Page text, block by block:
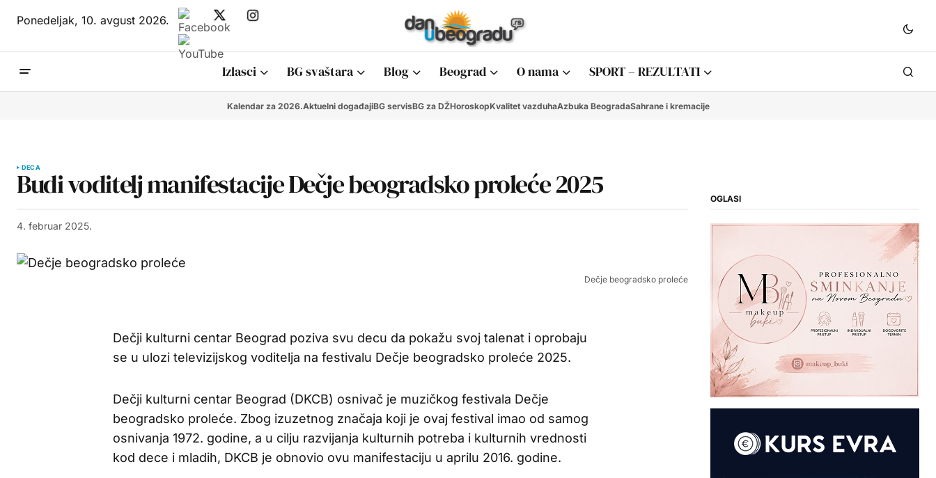
Ponedeljak, 10. avgust 2026.
Izlasci BG svaštara Blog Beograd O nama SPORT – REZULTATI
Kalendar za 2026.Aktuelni događajiBG servisBG za DŽHoroskopKvalitet vazduhaAzbuka BeogradaSahrane i kremacije
DECA
Budi voditelj manifestacije Dečje beogradsko proleće 2025
4. februar 2025.
Dečje beogradsko proleće
Dečji kulturni centar Beograd poziva svu decu da pokažu svoj talenat i oprobaju
se u ulozi televizijskog voditelja na festivalu Dečje beogradsko proleće 2025.
Dečji kulturni centar Beograd (DKCB) osnivač je muzičkog festivala Dečje
beogradsko proleće. Zbog izuzetnog značaja koji je ovaj festival imao od samog
osnivanja 1972. godine, a u cilju razvijanja kulturnih potreba i kulturnih vrednosti
kod dece i mladih, DKCB je obnovio ovu manifestaciju u aprilu 2016. godine.
OGLASI